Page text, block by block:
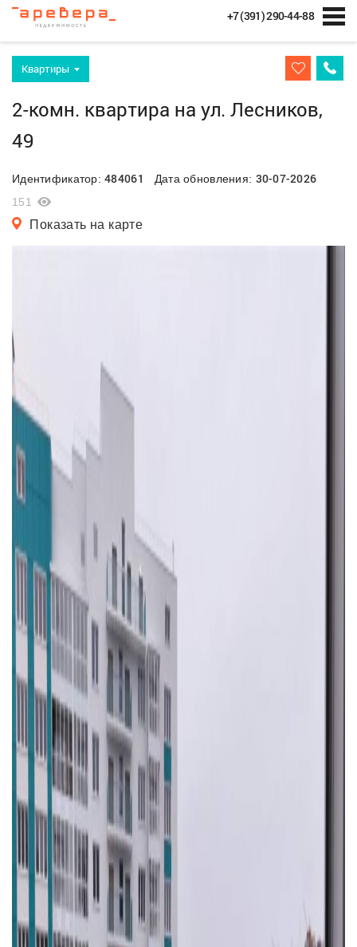
+7 (391) 290-44-88
Квартиры
2-комн. квартира на ул. Лесников,
49
Идентификатор:484061 Дата обновления: 30-07-2026
151
Показать на карте